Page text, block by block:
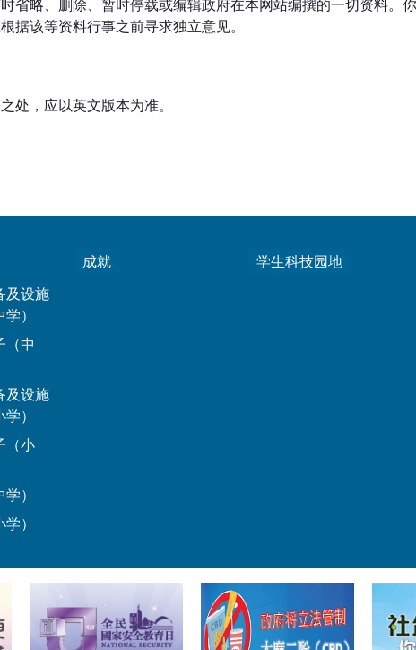
省略、删除、暂时停载或编辑政府在本网站编撰的一切资料。
据该等资料行事之前寻求独立意见。
处，应以英文版本为准。
及设施
）
（中
及设施
）
（小
）
）
成就 学生科技园地